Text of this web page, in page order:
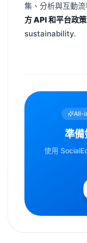
集、分析與互動
方 API 和平台政策
sustainability.
All-
準備
使用